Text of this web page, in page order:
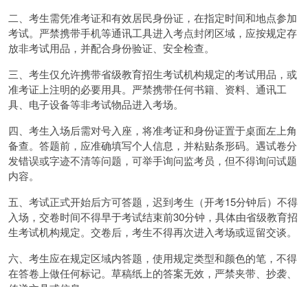
二、考生需凭准考证和有效居民身份证，在指定时间和地点参加
考试。严禁携带手机等通讯工具进入考点封闭区域，应按规定存
放非考试用品，并配合身份验证、安全检查。
三、考生仅允许携带省级教育招生考试机构规定的考试用品，或
准考证上注明的必要用具。严禁携带任何书籍、资料、通讯工
具、电子设备等非考试物品进入考场。
四、考生入场后需对号入座，将准考证和身份证置于桌面左上角
备查。答题前，应准确填写个人信息，并粘贴条形码。遇试卷分
发错误或字迹不清等问题，可举手询问监考员，但不得询问试题
内容。
五、考试正式开始后方可答题，迟到考生（开考15分钟后）不得
入场，交卷时间不得早于考试结束前30分钟，具体由省级教育招
生考试机构规定。交卷后，考生不得再次进入考场或逗留交谈。
六、考生应在规定区域内答题，使用规定类型和颜色的笔，不得
在答卷上做任何标记。草稿纸上的答案无效，严禁夹带、抄袭、